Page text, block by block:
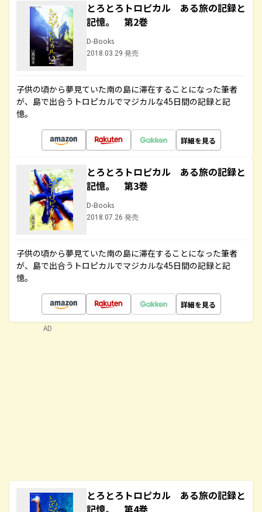
とろとろトロピカル ある旅の記録と
記憶。 第2巻
D-Books
2018.03.29 発売
子供の頃から夢見ていた南の島に滞在することになった筆者
が、島で出合うトロピカルでマジカルな45日間の記録と記
憶。
詳細を見る
とろとろトロピカル ある旅の記録と
記憶。 第3巻
D-Books
2018.07.26 発売
子供の頃から夢見ていた南の島に滞在することになった筆者
が、島で出合うトロピカルでマジカルな45日間の記録と記
憶。
詳細を見る
とろとろトロピカル ある旅の記録と
記憶。 第4巻
AD